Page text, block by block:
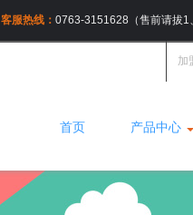
客服热线： 0763-3151628（售前请拔1
加
首页 产品中心